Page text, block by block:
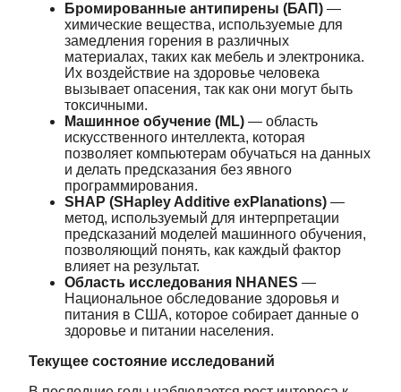
Бромированные антипирены (БАП) —
химические вещества, используемые для
замедления горения в различных
материалах, таких как мебель и электроника.
Их воздействие на здоровье человека
вызывает опасения, так как они могут быть
токсичными.
Машинное обучение (ML) — область
искусственного интеллекта, которая
позволяет компьютерам обучаться на данных
и делать предсказания без явного
программирования.
SHAP (SHapley Additive exPlanations) —
метод, используемый для интерпретации
предсказаний моделей машинного обучения,
позволяющий понять, как каждый фактор
влияет на результат.
Область исследования NHANES —
Национальное обследование здоровья и
питания в США, которое собирает данные о
здоровье и питании населения.
Текущее состояние исследований